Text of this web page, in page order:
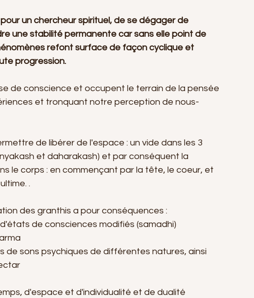
un chercheur spirituel, de se dégager de
une stabilité permanente car sans elle point de
refont surface de façon cyclique et
progression.
de conscience et occupent le terrain de la pensée
et tronquant notre perception de nous-
de libérer de l'espace : un vide dans les 3
et daharakash) et par conséquent la
le corps : en commençant par la tête, le coeur, et
.
des granthis a pour conséquences :
d'états de consciences modifiés (samadhi)
d'espace et d'individualité et de dualité